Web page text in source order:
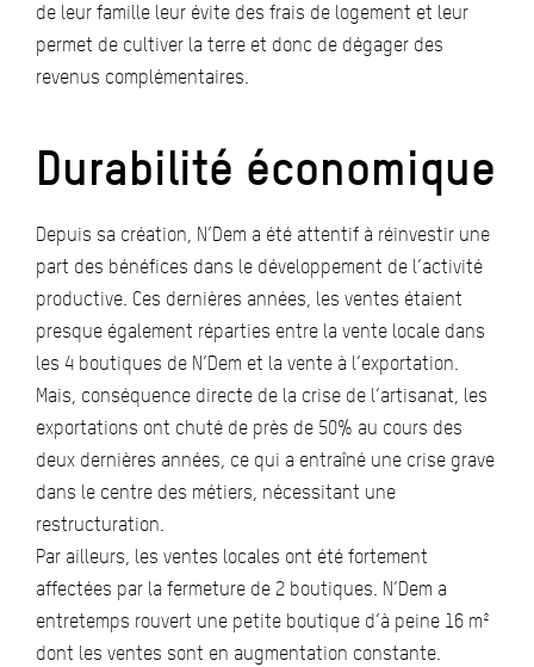
de leur famille leur évite des frais de logement et leur
permet de cultiver la terre et donc de dégager des
revenus complémentaires.
Durabilité économique
Depuis sa création, N’Dem a été attentif à réinvestir une
part des bénéfices dans le développement de l’activité
productive. Ces dernières années, les ventes étaient
presque également réparties entre la vente locale dans
les 4 boutiques de N’Dem et la vente à l’exportation.
Mais, conséquence directe de la crise de l’artisanat, les
exportations ont chuté de près de 50% au cours des
deux dernières années, ce qui a entraîné une crise grave
dans le centre des métiers, nécessitant une
restructuration.
Par ailleurs, les ventes locales ont été fortement
affectées par la fermeture de 2 boutiques. N’Dem a
entretemps rouvert une petite boutique d’à peine 16 m²
dont les ventes sont en augmentation constante.